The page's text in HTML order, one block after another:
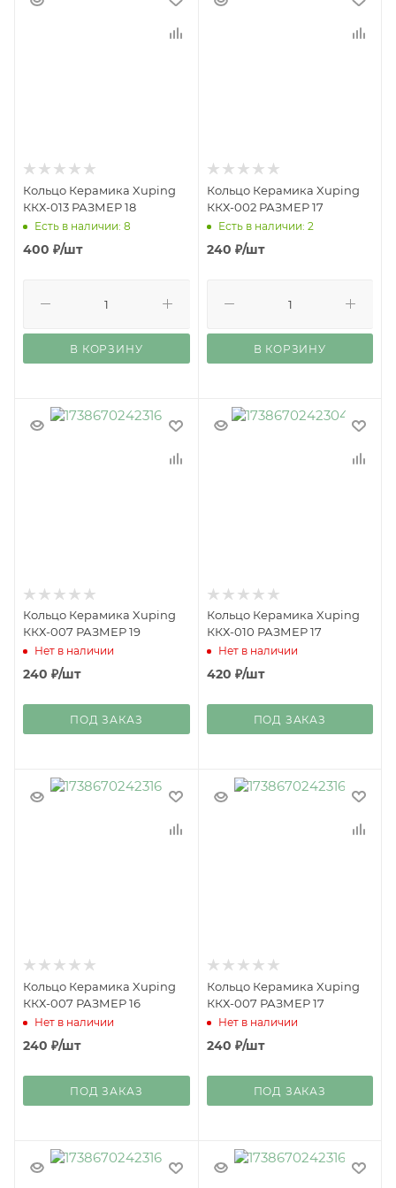
Кольцо Керамика Xuping
ККХ-013 РАЗМЕР 18
Есть в наличии: 8
400 ₽/шт
В КОРЗИНУ
Кольцо Керамика Xuping
ККХ-002 РАЗМЕР 17
Есть в наличии: 2
240 ₽/шт
В КОРЗИНУ
Кольцо Керамика Xuping
ККХ-007 РАЗМЕР 19
Нет в наличии
240 ₽/шт
ПОД ЗАКАЗ
Кольцо Керамика Xuping
ККХ-010 РАЗМЕР 17
Нет в наличии
420 ₽/шт
ПОД ЗАКАЗ
Кольцо Керамика Xuping
ККХ-007 РАЗМЕР 16
Нет в наличии
240 ₽/шт
ПОД ЗАКАЗ
Кольцо Керамика Xuping
ККХ-007 РАЗМЕР 17
Нет в наличии
240 ₽/шт
ПОД ЗАКАЗ